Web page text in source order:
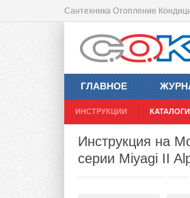
Сантехника Отопление
ГЛАВНОЕ
ИНСТРУКЦИИ КАТАЛОГИ
Инструкция на
серии Miyagi II